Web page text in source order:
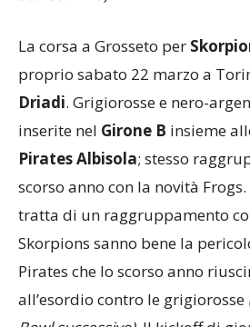
scorso anno)
La corsa a Grosseto per
proprio sabato 22 marzo a
. Grigiorosse e nero-
; stesso
scorso anno con la novità
tratta di un raggruppamento
Skorpions sanno bene la
all’esordio contro le grigiorosse